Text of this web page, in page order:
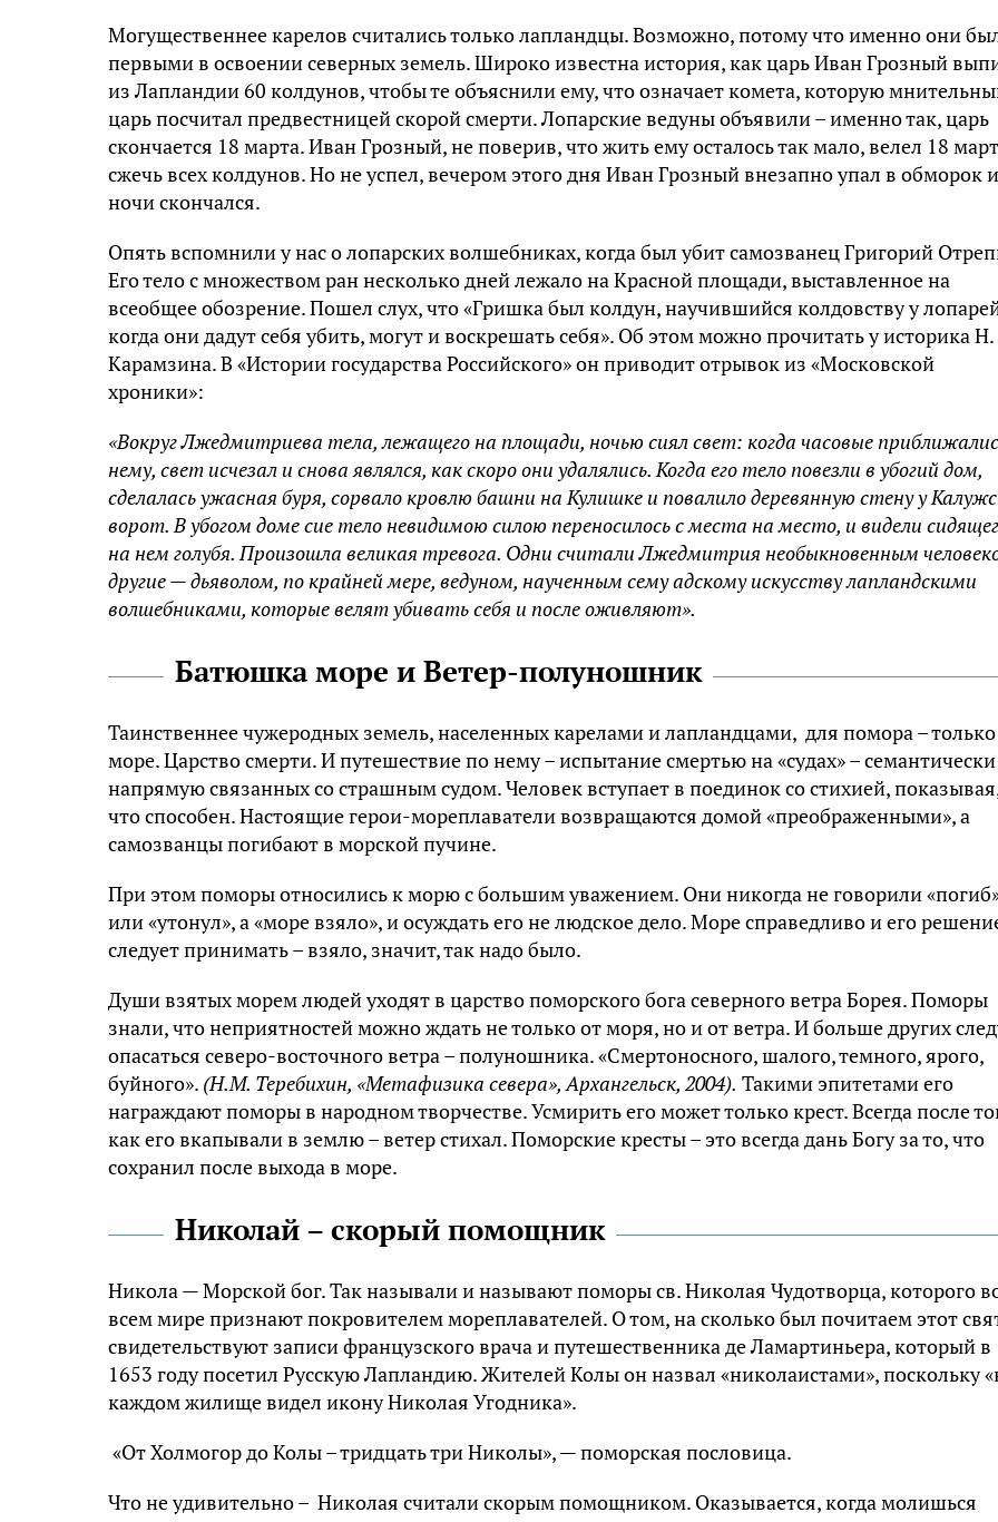
Могущественнее карелов считались только лапландцы. Возможно, потому что именно они
первыми в освоении северных земель. Широко известна история, как царь Иван Грозный
из Лапландии 60 колдунов, чтобы те объяснили ему, что означает комета, которую
царь посчитал предвестницей скорой смерти. Лопарские ведуны объявили – именно так, царь
скончается 18 марта. Иван Грозный, не поверив, что жить ему осталось так мало, велел 18
сжечь всех колдунов. Но не успел, вечером этого дня Иван Грозный внезапно упал в обморок
ночи скончался.
Опять вспомнили у нас о лопарских волшебниках, когда был убит самозванец Григорий
Его тело с множеством ран несколько дней лежало на Красной площади, выставленное на
всеобщее обозрение. Пошел слух, что «Гришка был колдун, научившийся колдовству у
когда они дадут себя убить, могут и воскрешать себя». Об этом можно прочитать у историка
Карамзина. В «Истории государства Российского» он приводит отрывок из «Московской
хроники»:
«Вокруг Лжедмитриева тела, лежащего на площади, ночью сиял свет: когда часовые
нему, свет исчезал и снова являлся, как скоро они удалялись. Когда его тело повезли в убогий дом,
сделалась ужасная буря, сорвало кровлю башни на Кулишке и повалило деревянную стену у
ворот. В убогом доме сие тело невидимою силою переносилось с места на место, и видели
на нем голубя. Произошла великая тревога. Одни считали Лжедмитрия необыкновенным
другие — дьяволом, по крайней мере, ведуном, наученным сему адскому искусству лапландскими
волшебниками, которые велят убивать себя и после оживляют».
Батюшка море и Ветер-полуношник
Таинственнее чужеродных земель, населенных карелами и лапландцами, для помора – только
море. Царство смерти. И путешествие по нему – испытание смертью на «судах» – семантически
напрямую связанных со страшным судом. Человек вступает в поединок со стихией,
что способен. Настоящие герои-мореплаватели возвращаются домой «преображенными», а
самозванцы погибают в морской пучине.
При этом поморы относились к морю с большим уважением. Они никогда не говорили
или «утонул», а «море взяло», и осуждать его не людское дело. Море справедливо и его
следует принимать – взяло, значит, так надо было.
Души взятых морем людей уходят в царство поморского бога северного ветра Борея. Поморы
знали, что неприятностей можно ждать не только от моря, но и от ветра. И больше других
опасаться северо-восточного ветра – полуношника. «Смертоносного, шалого, темного, ярого,
буйного». (Н.М. Теребихин, «Метафизика севера», Архангельск, 2004). Такими эпитетами его
награждают поморы в народном творчестве. Усмирить его может только крест. Всегда после
как его вкапывали в землю – ветер стихал. Поморские кресты – это всегда дань Богу за то, что
сохранил после выхода в море.
Николай – скорый помощник
Никола — Морской бог. Так называли и называют поморы св. Николая Чудотворца, которого
всем мире признают покровителем мореплавателей. О том, на сколько был почитаем этот
свидетельствуют записи французского врача и путешественника де Ламартиньера, который в
1653 году посетил Русскую Лапландию. Жителей Колы он назвал «николаистами», поскольку
каждом жилище видел икону Николая Угодника».
«От Холмогор до Колы – тридцать три Николы», — поморская пословица.
Что не удивительно – Николая считали скорым помощником. Оказывается, когда молишься